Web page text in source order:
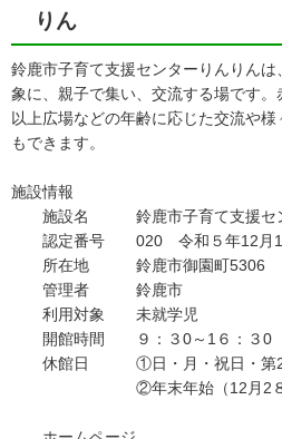
りん
鈴鹿市子育て支援センターりんりん
象に、親子で集い、交流する場です
以上広場などの年齢に応じた交流や
もできます。
施設情報
施設名 鈴鹿市子育て支援セン
認定番号 020 令和５年12月1
所在地 鈴鹿市御園町5306
管理者 鈴鹿市
利用対象 未就学児
開館時間 ９：３0～1６：３0
休館日 ①日・月・祝日・第2
②年末年始（12月2８日